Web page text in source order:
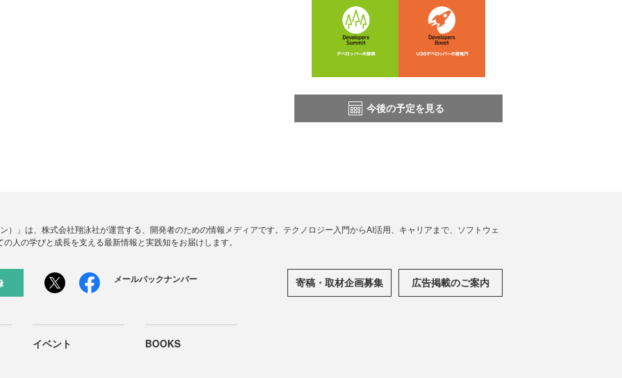
今後の予定を見る
）」は、株式会社翔泳社が運営する、開発者のための情報メディアです。テクノロジー入門からAI活用、キャリアまで、ソフトウェ
人の学びと成長を支える最新情報と実践知をお届けします。
メールバックナンバー 寄稿・取材企画募集 広告掲載のご案内
イベント BOOKS